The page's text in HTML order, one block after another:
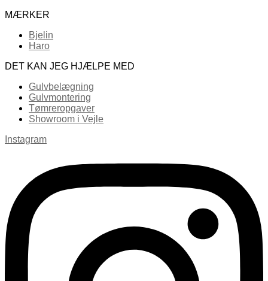
MÆRKER
Bjelin
Haro
DET KAN JEG HJÆLPE MED
Gulvbelægning
Gulvmontering
Tømreropgaver
Showroom i Vejle
Instagram